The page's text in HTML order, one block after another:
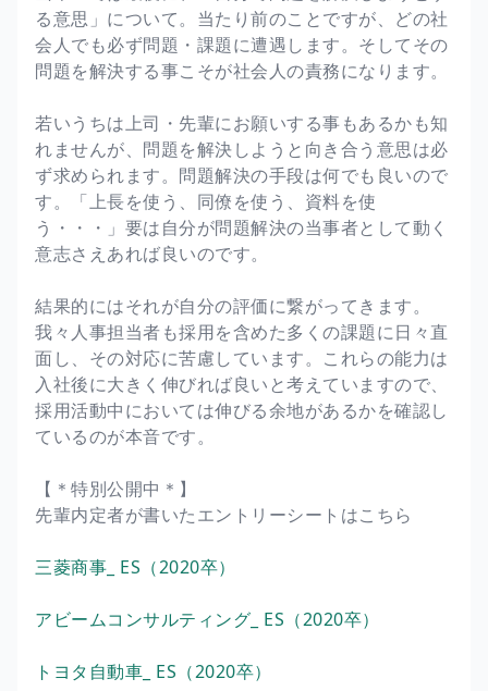
る意思」について。当たり前のことですが、どの社
会人でも必ず問題・課題に遭遇します。そしてその
問題を解決する事こそが社会人の責務になります。
若いうちは上司・先輩にお願いする事もあるかも知
れませんが、問題を解決しようと向き合う意思は必
ず求められます。問題解決の手段は何でも良いので
す。「上長を使う、同僚を使う、資料を使
う・・・」要は自分が問題解決の当事者として動く
意志さえあれば良いのです。
結果的にはそれが自分の評価に繋がってきます。
我々人事担当者も採用を含めた多くの課題に日々直
面し、その対応に苦慮しています。これらの能力は
入社後に大きく伸びれば良いと考えていますので、
採用活動中においては伸びる余地があるかを確認し
ているのが本音です。
【＊特別公開中＊】
先輩内定者が書いたエントリーシートはこちら
三菱商事_ ES（2020卒）
アビームコンサルティング_ ES（2020卒）
トヨタ自動車_ ES（2020卒）